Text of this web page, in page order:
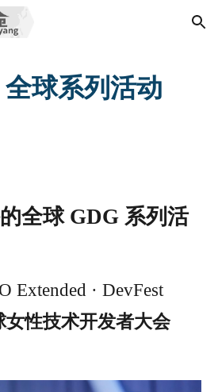
Skip to navigation
全球系列活动
全球 GDG 系列活
· DevFest
性技术开发者大会